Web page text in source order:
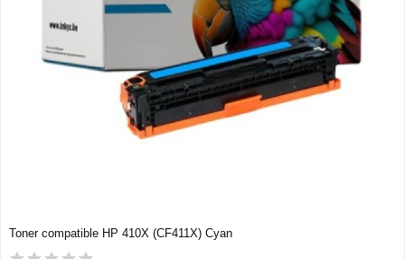
Toner compatible HP 410X (CF411X) Cyan